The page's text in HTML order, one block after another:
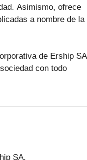
Asimismo, ofrece
a nombre de la
de Ership SA
con todo
SA.